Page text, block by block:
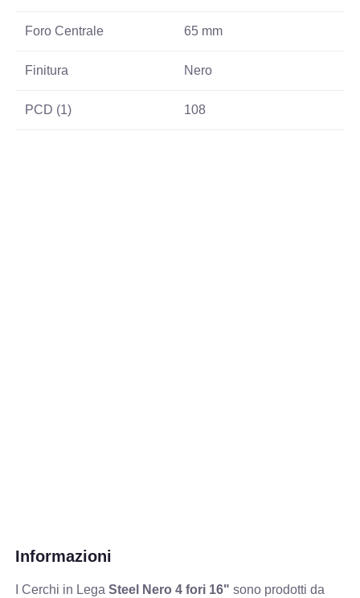
Foro Centrale 65 mm
Finitura Nero
PCD (1) 108
Informazioni
I Cerchi in LegaSteel Nero 4 fori 16" sono prodotti da